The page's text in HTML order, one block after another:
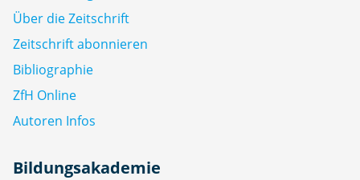
Über die Zeitschrift
Zeitschrift abonnieren
Bibliographie
ZfH Online
Autoren Infos
Bildungsakademie